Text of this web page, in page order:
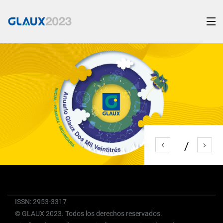
ISSN: 2953-3317
© GLAUX 2023. Todos los derechos reservados.